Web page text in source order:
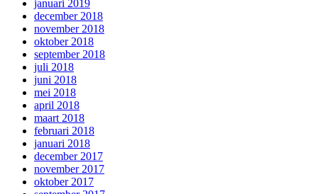
januari 2019
december 2018
november 2018
oktober 2018
september 2018
juli 2018
juni 2018
mei 2018
april 2018
maart 2018
februari 2018
januari 2018
december 2017
november 2017
oktober 2017